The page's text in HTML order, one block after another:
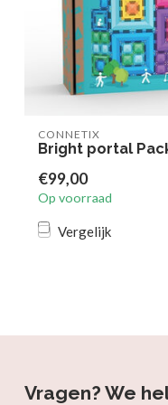
CONNETIX
Bright portal
€99,00
Op voorraad
Vergelijk
Vragen? We